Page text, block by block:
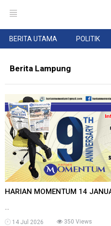
BERITA UTAMA POLITIK
Berita Lampung
HARIAN MOMENTUM 14
14 Jul 2026 350 Views